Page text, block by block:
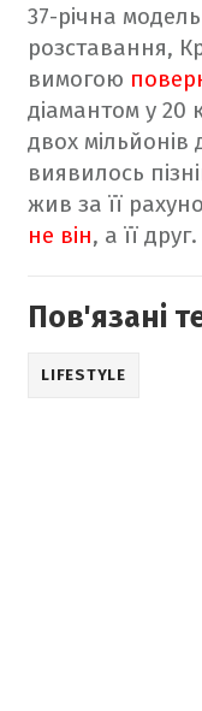
37-річна
розставання,
вимогою
діамантом у 20
двох мільйонів
виявилось
жив за її
не він, а її друг.
Пов'язані
LIFESTYLE